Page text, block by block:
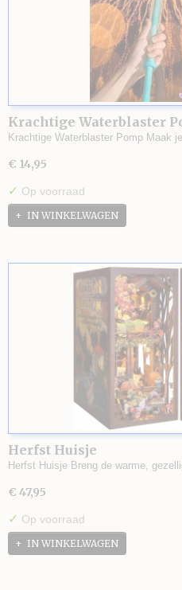
Krachtige Waterblaster
Krachtige Waterblaster Pomp Maak
€ 14,95
✓ Op voorraad
IN WINKELWAGEN
Herfst Huisje
Herfst Huisje Breng de warme,
€ 47,95
✓ Op voorraad
IN WINKELWAGEN